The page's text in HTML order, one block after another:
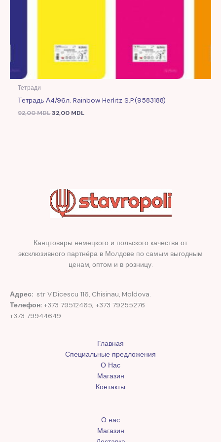
Тетради
Тетрадь А4/96л. Rainbow Herlitz S.P.(9583188)
92,00MDL32,00 MDL
Канцтовары немецкого и польского качества от
эксклюзивного партнёра в Молдове по самым выгодным
ценам, оптом и в розницу.
Адрес: str V.Dicescu 116, Chisinau, Moldova.
Телефон: +373 79512465; +373 79255276
+373 79944649
Главная
Специальные предложения
О Нас
Магазин
Контакты
О нас
Магазин